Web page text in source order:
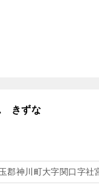
きずな
郡神川町大字関口字社